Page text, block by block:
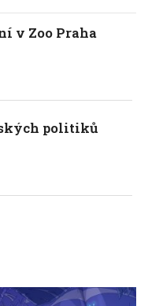
v Zoo Praha
politiků